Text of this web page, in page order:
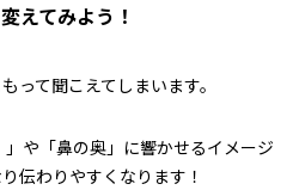
えてみよう！
って聞こえてしまいます。
」や「鼻の奥」に響かせるイメージ
伝わりやすくなります！